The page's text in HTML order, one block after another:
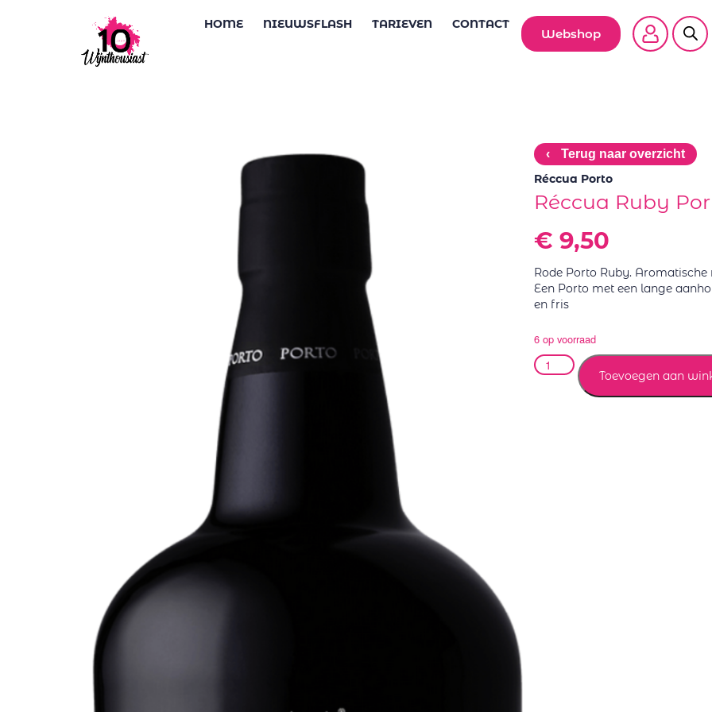
HOME NIEUWSFLASH TARIEVEN CONTACT
Webshop
‹ Terug naar overzicht
Réccua Porto
Réccua Ruby
€ 9,50
Rode Porto Ruby.
Een Porto met een lange
en fris
6 op voorraad
Toevoegen aan